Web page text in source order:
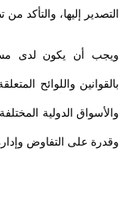
التصدير إليها، والتأكد
ويجب أن يكون لدى
بالقوانين واللوائح
والأسواق الدولية
وقدرة على التفاوض